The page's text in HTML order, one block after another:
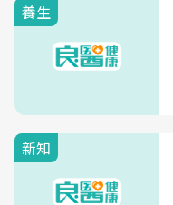
養生
新知